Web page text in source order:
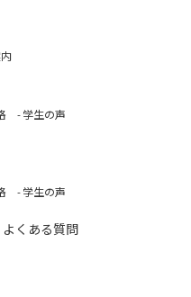
学生の声
学生の声
よくある質問